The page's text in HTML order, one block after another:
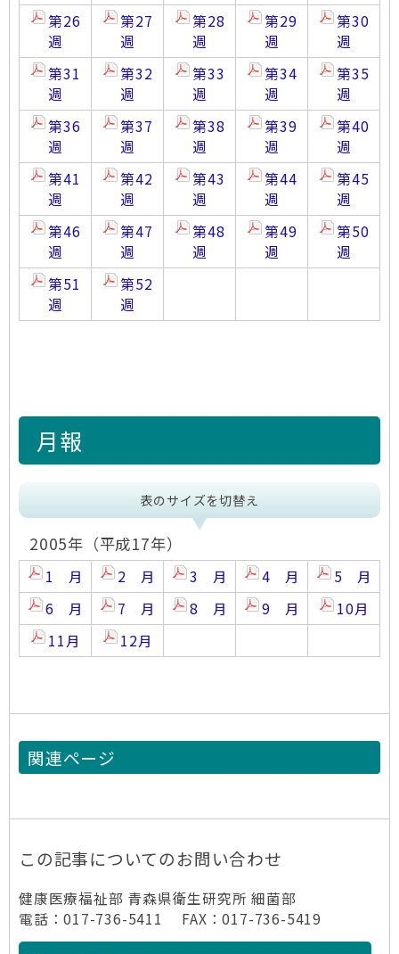
第26
週
第27
週
第28
週
第29
週
第30
週
第31
週
第32
週
第33
週
第34
週
第35
週
第36
週
第37
週
第38
週
第39
週
第40
週
第41
週
第42
週
第43
週
第44
週
第45
週
第46
週
第47
週
第48
週
第49
週
第50
週
第51
週
第52
週
月報
表のサイズを切替え
2005年（平成17年）
1 月 2 月 3 月 4 月
5 月
6 月
7 月 8 月 9 月
10月
11月
12月
関連ページ
この記事についてのお問い合わせ
健康医療福祉部 青森県衛生研究所 細菌部
電話：017-736-5411 FAX：017-736-5419